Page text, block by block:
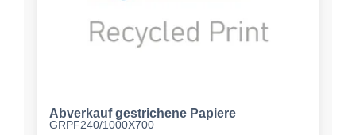
Abverkauf gestrichene Papiere
GRPF240/1000X700